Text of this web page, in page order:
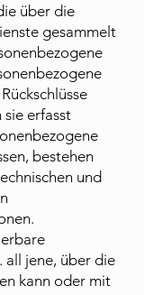
über die
gesammelt
sie erfasst
bestehen
und
all jene, über die
kann oder mit